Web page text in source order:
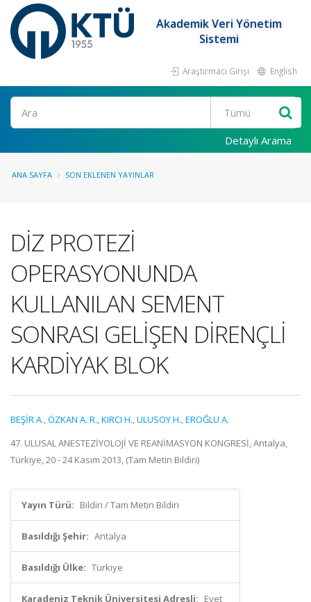
Akademik Veri Yönetim
Sistemi
Araştırmacı Girişi English
Ara
Detaylı Arama
ANA SAYFA SON EKLENEN YAYINLAR
DİZ PROTEZİ
OPERASYONUNDA
KULLANILAN SEMENT
SONRASI GELİŞEN DİRENÇLİ
KARDİYAK BLOK
BEŞİR A.,ÖZKAN A. R.,KIRCI H.,ULUSOY H.,EROĞLU A.
47. ULUSAL ANESTEZİYOLOJİ VE REANİMASYON KONGRESİ, Antalya,
Türkiye, 20 - 24 Kasım 2013, (Tam Metin Bildiri)
Yayın Türü: Bildiri / Tam Metin Bildiri
Basıldığı Şehir: Antalya
Basıldığı Ülke: Türkiye
Karadeniz Teknik Üniversitesi Adresli: Evet